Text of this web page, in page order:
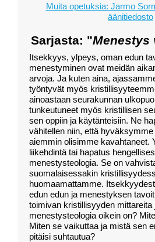
Muita opetuksia: Jarmo
äänitiedosto
Sarjasta: "Menestys
Itsekkyys, ylpeys, oman edun
menestyminen ovat meidän
arvoja. Ja kuten aina,
työntyvät myös
ainoastaan seurakunnan
tunkeutuneet myös kristillisen
sen oppiin ja käytänteisiin. Ne
vähitellen niin, että
aiemmin olisimme kavahtaneet.
liikehdintä tai hapatus
menestysteologia. Se on
suomalaisessakin
huomaamattamme.
edun edun ja menestyksen
toimivan kristillisyyden mittareita
menestysteologia oikein on?
Miten se vaikuttaa ja mistä sen
pitäisi suhtautua?